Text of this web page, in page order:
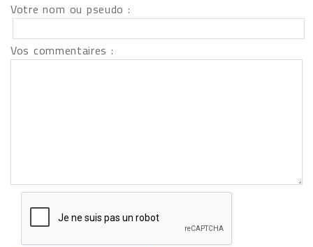
Votre nom ou pseudo :
Vos commentaires :